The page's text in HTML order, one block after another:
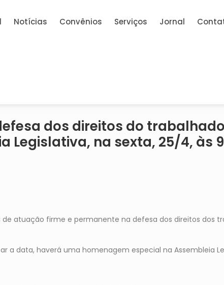
Notícias Convênios Serviços Jornal
dos direitos do
Legislativa, na sexta, 25/4, às
atuação firme e permanente na defesa dos direitos dos
a data, haverá uma homenagem especial na Assembleia